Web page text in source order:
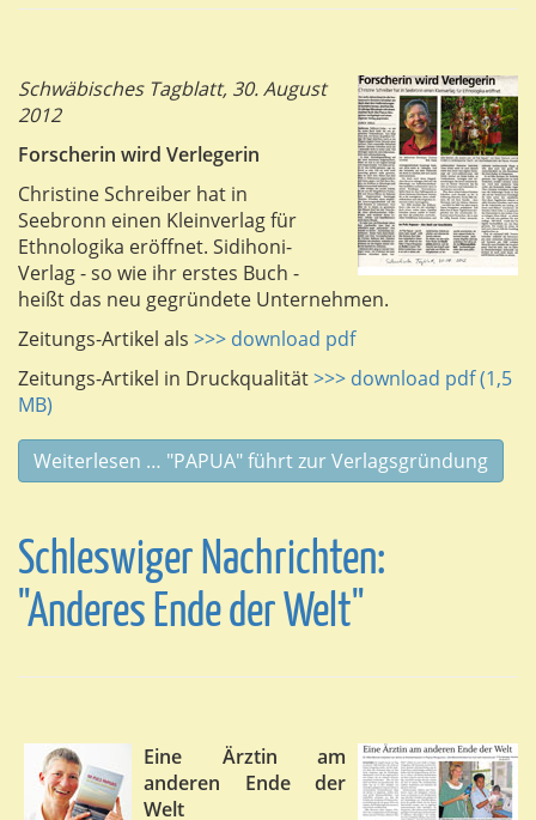
Schwäbisches Tagblatt, 30. August
2012
Forscherin wird Verlegerin
Christine Schreiber hat in
Seebronn einen Kleinverlag für
Ethnologika eröffnet. Sidihoni-
Verlag - so wie ihr erstes Buch -
heißt das neu gegründete Unternehmen.
Zeitungs-Artikel als >>> download pdf
Zeitungs-Artikel in Druckqualität>>> download pdf (1,5
MB)
Weiterlesen … "PAPUA" führt zur Verlagsgründung
Schleswiger Nachrichten:
"Anderes Ende der Welt"
Eine Ärztin am
anderen Ende der
Welt